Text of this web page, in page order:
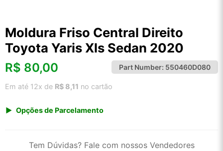
Moldura Friso Central Direito
Toyota Yaris Xls Sedan 2020
R$ 80,00 Part Number: 550460D080
Em até 12x de R$ 8,11 no cartão
Opções de Parcelamento
2x de R$ 43,06Tem Dúvidas? Fale com nossos Vendedores